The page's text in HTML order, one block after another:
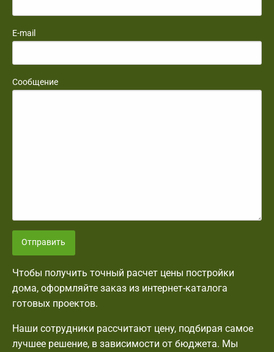
E-mail
Сообщение
Отправить
Чтобы получить точный расчет цены постройки
дома, оформляйте заказ из интернет-каталога
готовых проектов.
Наши сотрудники рассчитают цену, подбирая самое
лучшее решение, в зависимости от бюджета. Мы